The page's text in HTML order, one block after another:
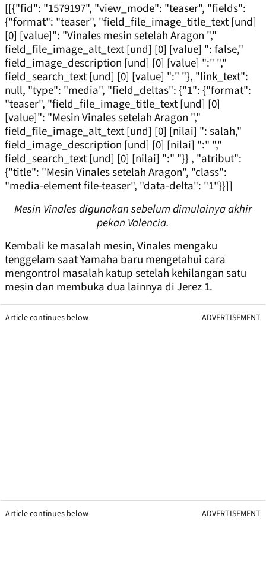
[[{"fid": "1579197", "view_mode": "teaser", "fields":
{"format": "teaser", "field_file_image_title_text [und]
[0] [value]": "Vinales mesin setelah Aragon ","
field_file_image_alt_text [und] [0] [value] ": false,"
field_image_description [und] [0] [value] ":" ","
field_search_text [und] [0] [value] ":" "}, "link_text":
null, "type": "media", "field_deltas": {"1": {"format":
"teaser", "field_file_image_title_text [und] [0]
[value]": "Mesin Vinales setelah Aragon ","
field_file_image_alt_text [und] [0] [nilai] ": salah,"
field_image_description [und] [0] [nilai] ":" ","
field_search_text [und] [0] [nilai] ":" "}} , "atribut":
{"title": "Mesin Vinales setelah Aragon", "class":
"media-element file-teaser", "data-delta": "1"}}]]
Mesin Vinales digunakan sebelum dimulainya akhir
pekan Valencia.
Kembali ke masalah mesin, Vinales mengaku
tenggelam saat Yamaha baru mengetahui cara
mengontrol masalah katup setelah kehilangan satu
mesin dan membuka dua lainnya di Jerez 1.
Article continues below ADVERTISEMENT
Article continues below ADVERTISEMENT